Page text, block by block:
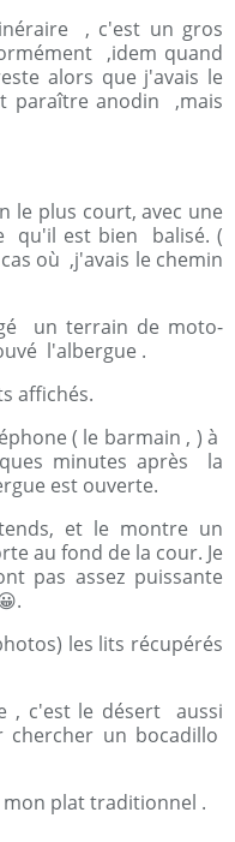
, c'est un gros
,idem quand
alors que j'avais le
paraître anodin ,mais
le plus court, avec une
qu'il est bien balisé. (
où ,j'avais le chemin
un terrain de moto-
l'albergue .
affichés.
( le barmain , ) à
minutes après la
est ouverte.
et le montre un
au fond de la cour. Je
pas assez puissante
les lits récupérés
, c'est le désert aussi
un bocadillo
plat traditionnel .